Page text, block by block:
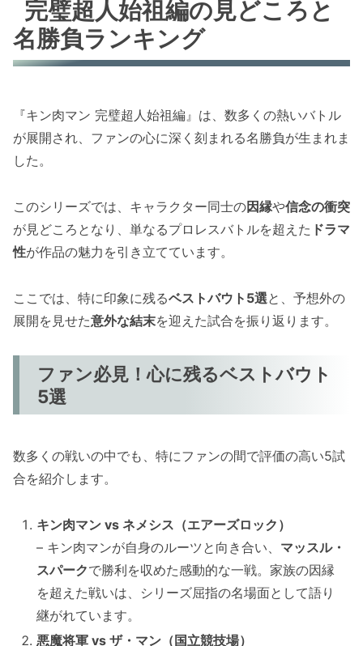
完璧超人始祖編の見どころと
名勝負ランキング
『キン肉マン 完璧超人始祖編』は、数多くの熱いバトル
が展開され、ファンの心に深く刻まれる名勝負が生まれま
した。
このシリーズでは、キャラクター同士の因縁や信念の衝突
が見どころとなり、単なるプロレスバトルを超えた ドラマ
性が作品の魅力を引き立てています。
ここでは、特に印象に残るベストバウト5選と、予想外の
展開を見せた意外な結末を迎えた試合を振り返ります。
ファン必見！心に残るベストバウト
5選
数多くの戦いの中でも、特にファンの間で評価の高い5試
合を紹介します。
キン肉マン vs ネメシス（エアーズロック）
– キン肉マンが自身のルーツと向き合い、 マッスル・
スパークで勝利を収めた感動的な一戦。家族の因縁
を超えた戦いは、シリーズ屈指の名場面として語り
継がれています。
悪魔将軍 vs ザ・マン（国立競技場）